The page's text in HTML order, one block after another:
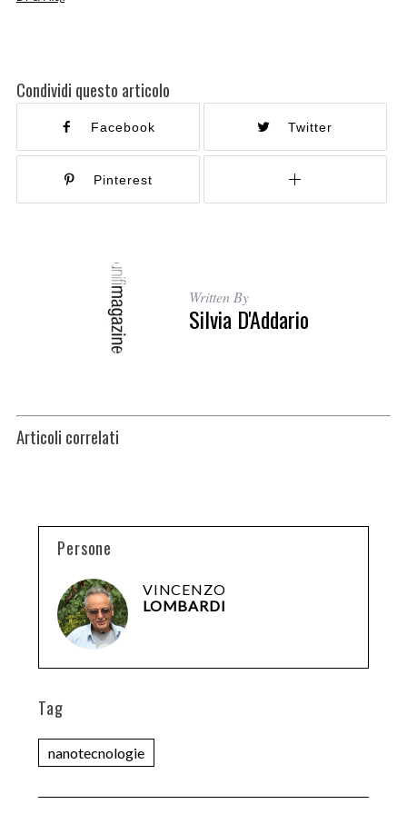
Condividi questo articolo
Facebook Twitter
Pinterest
Written By
Silvia D'Addario
Articoli correlati
Persone
VINCENZO
LOMBARDI
Tag
nanotecnologie